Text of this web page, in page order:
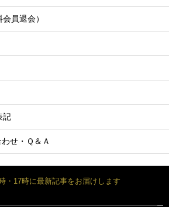
員退会）
記
せ・Ｑ＆Ａ
・17時に最新記事をお届けします